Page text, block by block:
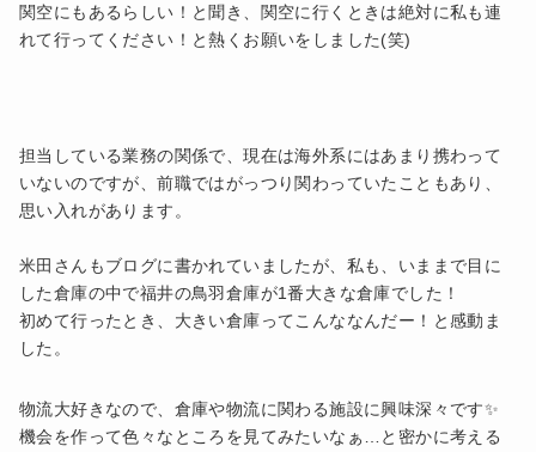
関空にもあるらしい！と聞き、関空に行くときは絶対に私も連
れて行ってください！と熱くお願いをしました(笑)
担当している業務の関係で、現在は海外系にはあまり携わって
いないのですが、前職ではがっつり関わっていたこともあり、
思い入れがあります。
米田さんもブログに書かれていましたが、私も、いままで目に
した倉庫の中で福井の鳥羽倉庫が1番大きな倉庫でした！
初めて行ったとき、大きい倉庫ってこんななんだー！と感動ま
した。
物流大好きなので、倉庫や物流に関わる施設に興味深々です✨
機会を作って色々なところを見てみたいなぁ…と密かに考える